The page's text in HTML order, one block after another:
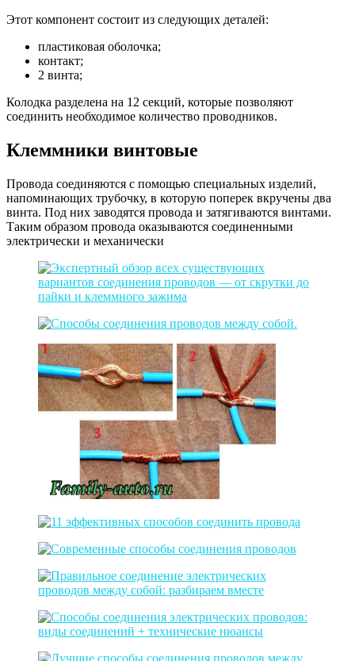
Этот компонент состоит из следующих деталей:
пластиковая оболочка;
контакт;
2 винта;
Колодка разделена на 12 секций, которые позволяют
соединить необходимое количество проводников.
Клеммники винтовые
Провода соединяются с помощью специальных изделий,
напоминающих трубочку, в которую поперек вкручены два
винта. Под них заводятся провода и затягиваются винтами.
Таким образом провода оказываются соединенными
электрически и механически